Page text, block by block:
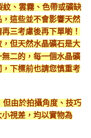
、雲霧、色帶或礦缺
這些並不會影響天然
三考慮後再下單喲！
但天然水晶礦石是大
二的，每一個水晶礦
下標前也請您慎重考
由於拍攝角度、技巧
視差，均以實物為